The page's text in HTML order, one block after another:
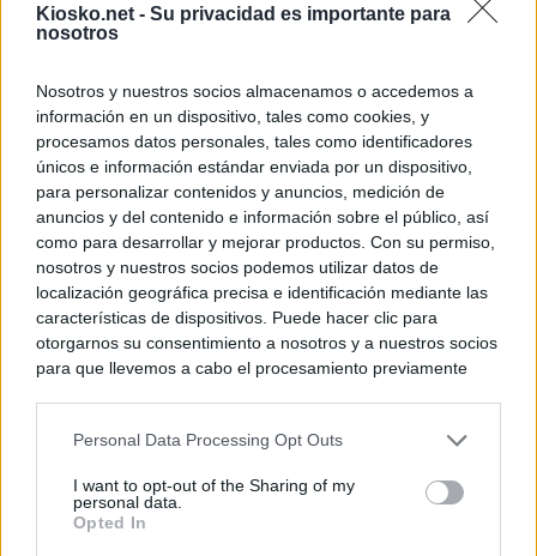
Kiosko.net - Su privacidad es importante para
nosotros
Nosotros y nuestros socios almacenamos o accedemos a
información en un dispositivo, tales como cookies, y
procesamos datos personales, tales como identificadores
únicos e información estándar enviada por un dispositivo,
para personalizar contenidos y anuncios, medición de
anuncios y del contenido e información sobre el público, así
como para desarrollar y mejorar productos. Con su permiso,
nosotros y nuestros socios podemos utilizar datos de
localización geográfica precisa e identificación mediante las
características de dispositivos. Puede hacer clic para
otorgarnos su consentimiento a nosotros y a nuestros socios
para que llevemos a cabo el procesamiento previamente
negar su consentimiento. Tenga en cuenta que algún
de su consentimiento, pero usted tiene el derecho de
rechazar tal procesamiento. Sus preferencias se aplicarán
Personal Data Processing Opt Outs
I want to opt-out of the Sharing of my
personal data.
Opted In